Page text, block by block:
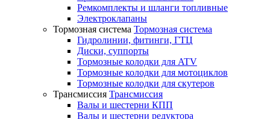
Ремкомплекты и шланги топливные
Электроклапаны
Тормозная система Тормозная система
Гидролинии, фитинги, ГТЦ
Диски, суппорты
Тормозные колодки для ATV
Тормозные колодки для мотоциклов
Тормозные колодки для скутеров
Трансмиссия Трансмиссия
Валы и шестерни КПП
Валы и шестерни редуктора